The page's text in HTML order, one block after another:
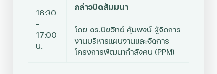
16:30
–
17:00
น.
กล่าวปิดสัมมนา
โดย ดร.ปิยวิทย์ คุ้มพงษ์ ผู้จัดการ
งานบริหารแผนงานและจัดการ
โครงการพัฒนากำลังคน (PPM)